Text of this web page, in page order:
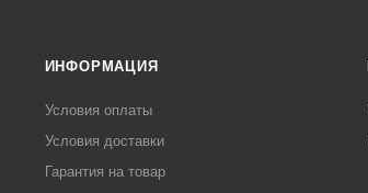
ИНФОРМАЦИЯ
Условия оплаты
Условия доставки
Гарантия на товар